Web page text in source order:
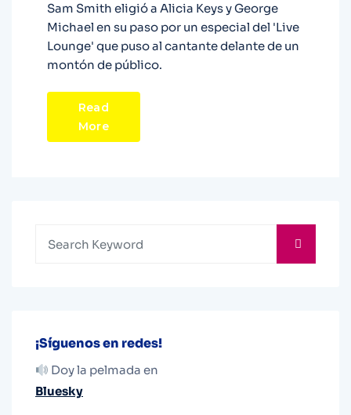
Sam Smith eligió a Alicia Keys y George
Michael en su paso por un especial del 'Live
Lounge' que puso al cantante delante de un
montón de público.
Read
More
¡Síguenos en redes!
Doy la pelmada en
Bluesky